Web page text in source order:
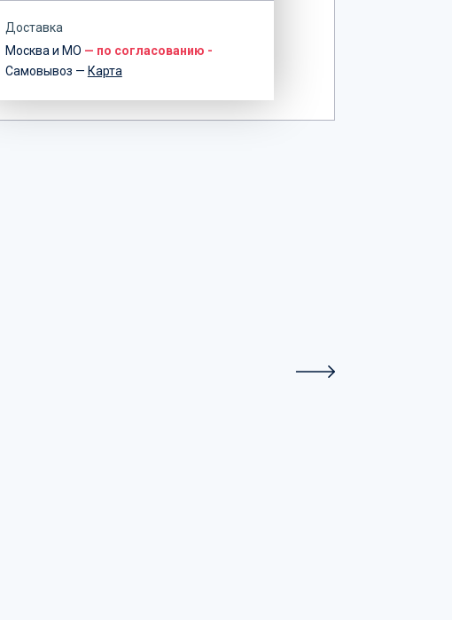
Доставка
Москва и МО — по согласованию -
Самовывоз — Карта